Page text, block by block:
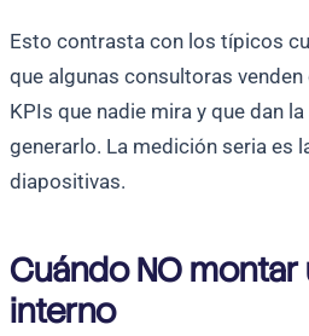
Esto contrasta con los típicos
que algunas consultoras
KPIs que nadie mira y que dan
generarlo. La medición seria es
diapositivas.
Cuándo NO
interno